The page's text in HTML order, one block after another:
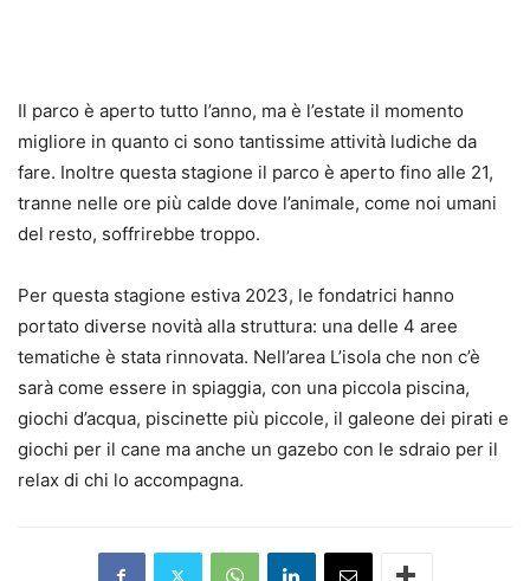
Il parco è aperto tutto l’anno, ma è l’estate il momento
migliore in quanto ci sono tantissime attività ludiche da
fare. Inoltre questa stagione il parco è aperto fino alle 21,
tranne nelle ore più calde dove l’animale, come noi umani
del resto, soffrirebbe troppo.
Per questa stagione estiva 2023, le fondatrici hanno
portato diverse novità alla struttura: una delle 4 aree
tematiche è stata rinnovata. Nell’area L’isola che non c’è
sarà come essere in spiaggia, con una piccola piscina,
giochi d’acqua, piscinette più piccole, il galeone dei pirati e
giochi per il cane ma anche un gazebo con le sdraio per il
relax di chi lo accompagna.